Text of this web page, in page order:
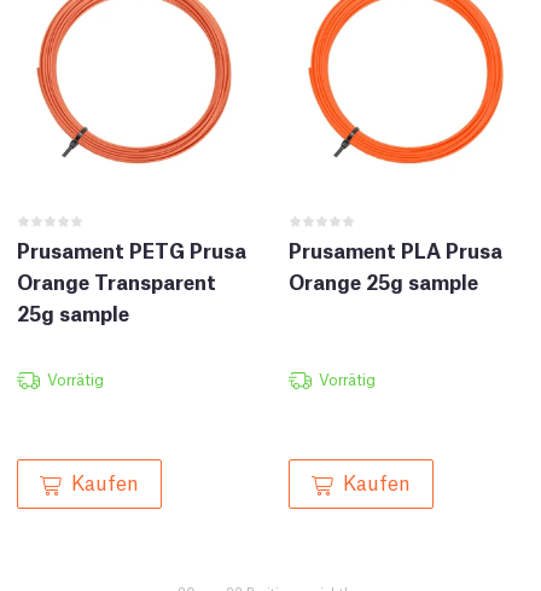
Prusament PETG Prusa
Orange Transparent
25g sample
Vorrätig
Kaufen
Prusament PLA Prusa
Orange 25g sample
Vorrätig
Kaufen